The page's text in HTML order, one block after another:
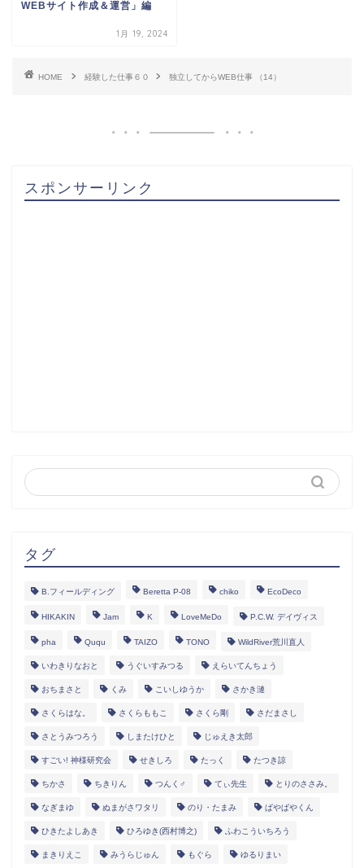
WEBサイト作成＆運営」編
1月 19, 2024
HOME 経験した仕事６０ 独立してからWEB仕事 （14）
スポンサーリンク
タグ
B.フィールディング Beretta P-08 chiko EcoDeco
HIKAKIN Jam K LoveMeDo P.C.W. デイヴィス
pha Ququ TAIZO TONO WildRiver荒川直人
いわきりなおと うぐいすみつる えらいてんちょう
おちまさと くみ こいしゆうか さかき漣
さくらはな。 さくらももこ さくら剛 さだまさし
さとうみつろう しまたけひと じゅえき太郎
すごい! 神様研究会 せきしろ たっく たつき諒
ちかさ ちきりん つんく♂ てぃ先生 とりのささみ。
なぎまゆ ぬまがさワタリ のり・たまみ ぱやぱやくん
ひきたよしあき ひろゆき(西村博之) ふわこういちろう
まきりえこ みうらじゅん もぐら ゆるりまい